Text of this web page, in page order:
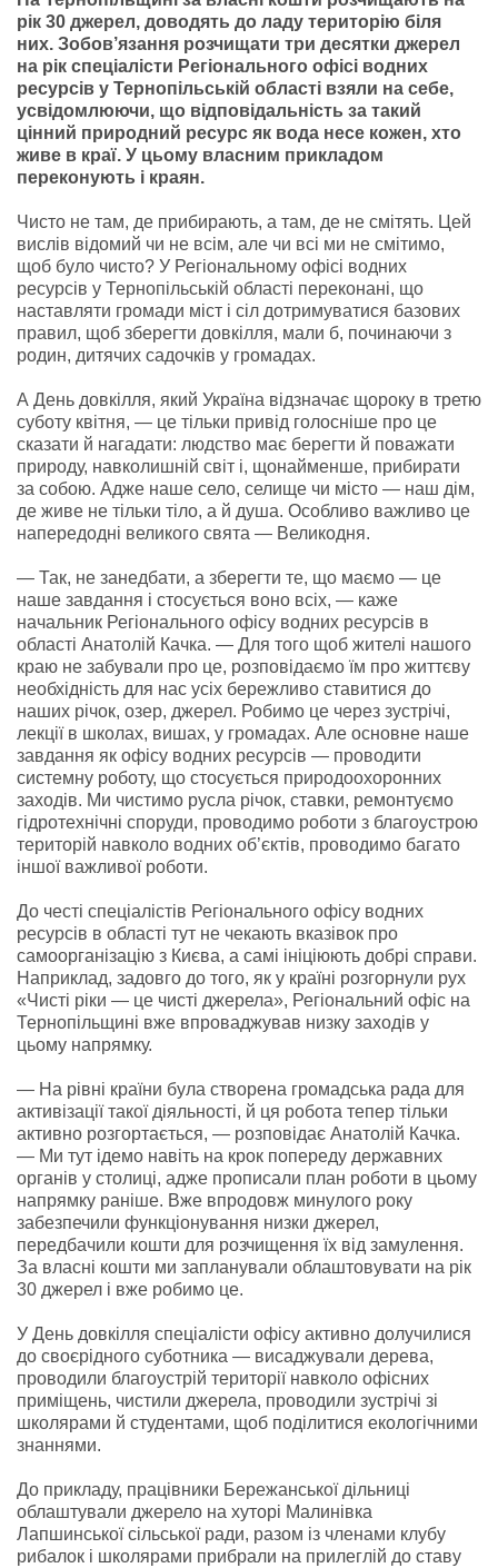
рік 30 джерел, доводять до ладу територію біля
них. Зобов’язання розчищати три десятки джерел
на рік спеціалісти Регіонального офісі водних
ресурсів у Тернопільській області взяли на себе,
усвідомлюючи, що відповідальність за такий
цінний природний ресурс як вода несе кожен, хто
живе в краї. У цьому власним прикладом
переконують і краян.
Чисто не там, де прибирають, а там, де не смітять. Цей
вислів відомий чи не всім, але чи всі ми не смітимо,
щоб було чисто? У Регіональному офісі водних
ресурсів у Тернопільській області переконані, що
наставляти громади міст і сіл дотримуватися базових
правил, щоб зберегти довкілля, мали б, починаючи з
родин, дитячих садочків у громадах.
А День довкілля, який Україна відзначає щороку в третю
суботу квітня, — це тільки привід голосніше про це
сказати й нагадати: людство має берегти й поважати
природу, навколишній світ і, щонайменше, прибирати
за собою. Адже наше село, селище чи місто — наш дім,
де живе не тільки тіло, а й душа. Особливо важливо це
напередодні великого свята — Великодня.
— Так, не занедбати, а зберегти те, що маємо — це
наше завдання і стосується воно всіх, — каже
начальник Регіонального офісу водних ресурсів в
області Анатолій Качка. — Для того щоб жителі нашого
краю не забували про це, розповідаємо їм про життєву
необхідність для нас усіх бережливо ставитися до
наших річок, озер, джерел. Робимо це через зустрічі,
лекції в школах, вишах, у громадах. Але основне наше
завдання як офісу водних ресурсів — проводити
системну роботу, що стосується природоохоронних
заходів. Ми чистимо русла річок, ставки, ремонтуємо
гідротехнічні споруди, проводимо роботи з благоустрою
територій навколо водних об’єктів, проводимо багато
іншої важливої роботи.
До честі спеціалістів Регіонального офісу водних
ресурсів в області тут не чекають вказівок про
самоорганізацію з Києва, а самі ініціюють добрі справи.
Наприклад, задовго до того, як у країні розгорнули рух
«Чисті ріки — це чисті джерела», Регіональний офіс на
Тернопільщині вже впроваджував низку заходів у
цьому напрямку.
— На рівні країни була створена громадська рада для
активізації такої діяльності, й ця робота тепер тільки
активно розгортається, — розповідає Анатолій Качка.
— Ми тут ідемо навіть на крок попереду державних
органів у столиці, адже прописали план роботи в цьому
напрямку раніше. Вже впродовж минулого року
забезпечили функціонування низки джерел,
передбачили кошти для розчищення їх від замулення.
За власні кошти ми запланували облаштовувати на рік
30 джерел і вже робимо це.
У День довкілля спеціалісти офісу активно долучилися
до своєрідного суботника — висаджували дерева,
проводили благоустрій території навколо офісних
приміщень, чистили джерела, проводили зустрічі зі
школярами й студентами, щоб поділитися екологічними
знаннями.
До прикладу, працівники Бережанської дільниці
облаштували джерело на хуторі Малинівка
Лапшинської сільської ради, разом із членами клубу
рибалок і школярами прибрали на прилеглій до ставу